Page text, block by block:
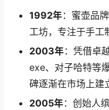
1992年：蜜壶品
工坊，专注于手工
2003年：凭借卓
exe、对子哈特等
碑逐渐在市场上建
2005年：创始人